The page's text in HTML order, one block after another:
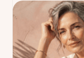
négatif : ce qu’il
faut vraiment
savoir avant
d’acheter